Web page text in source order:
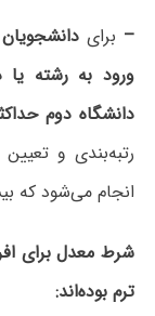
– برای
ورود به رشته یا
دانشگاه دوم حداکثر ۸
رتبه‌بندی و
انجام می‌شود که
شرط معدل برای
ترم بوده‌اند: